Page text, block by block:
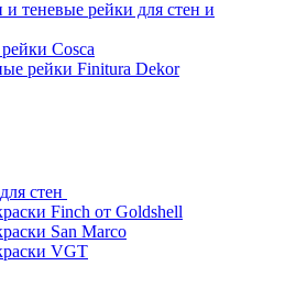
теневые рейки для стен и
Cosca
рейки Finitura Dekor
стен
Finch от Goldshell
San Marco
VGT